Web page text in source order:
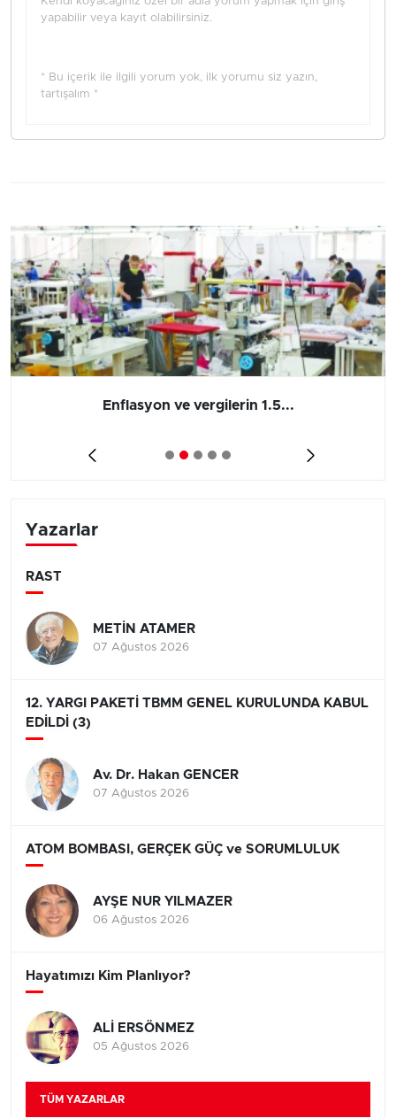
yapabilir veya kayıt olabilirsiniz.
* Bu içerik ile ilgili yorum yok, ilk yorumu siz yazın,
tartışalım *
Enflasyon ve vergilerin 1.5...
Yazarlar
RAST
METİN ATAMER
07 Ağustos 2026
12. YARGI PAKETİ TBMM GENEL KURULUNDA KABUL
EDİLDİ (3)
Av. Dr. Hakan GENCER
07 Ağustos 2026
ATOM BOMBASI, GERÇEK GÜÇ ve SORUMLULUK
AYŞE NUR YILMAZER
06 Ağustos 2026
Hayatımızı Kim Planlıyor?
ALİ ERSÖNMEZ
05 Ağustos 2026
TÜM YAZARLAR